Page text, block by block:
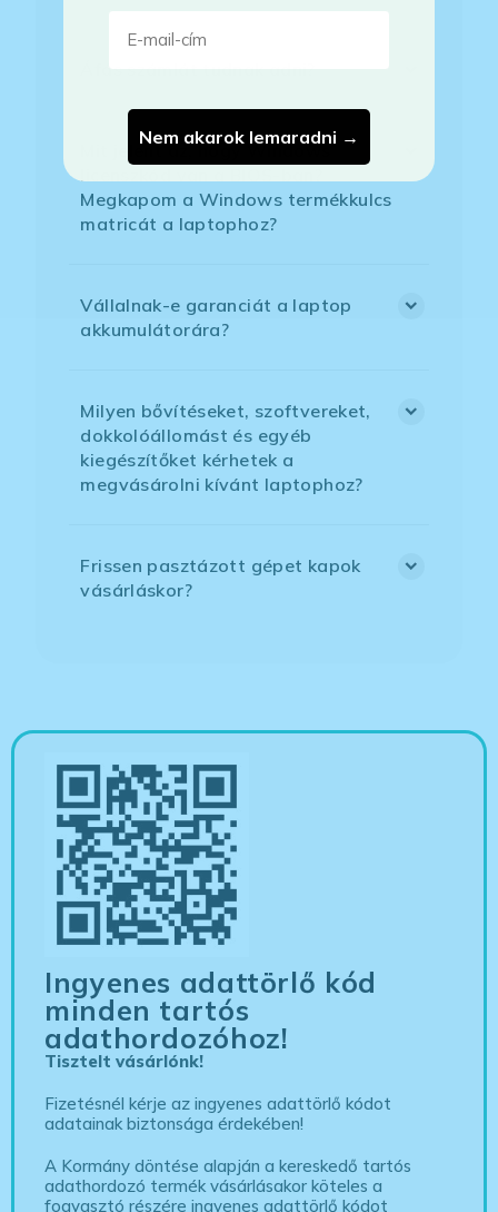
Áfás számlát tudnak adni?
Mit jelent az, hogy Windows
Megkapom a Windows termékkulcs
matricát a laptophoz?
Vállalnak-e garanciát a laptop
akkumulátorára?
Milyen bővítéseket, szoftvereket,
dokkolóállomást és egyéb
kiegészítőket kérhetek a
megvásárolni kívánt laptophoz?
Frissen pasztázott gépet kapok
vásárláskor?
Ingyenes adattörlő kód
minden tartós
adathordozóhoz!
Tisztelt vásárlónk!
Fizetésnél kérje az ingyenes adattörlő kódot
adatainak biztonsága érdekében!
A Kormány döntése alapján a kereskedő tartós
adathordozó termék vásárlásakor köteles a
fogyasztó részére ingyenes adattörlő kódot
Nem akarok lemaradni →